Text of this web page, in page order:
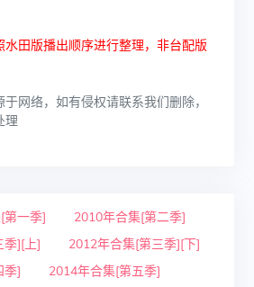
水田版播出顺序进行整理，非台配版
网络，如有侵权请联系我们删除，
理
第一季]
2010年合集[第二季]
季][上]
2012年合集[第三季][下]
季]
2014年合集[第五季]